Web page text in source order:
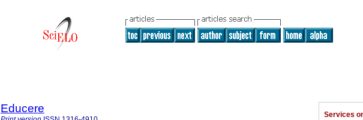
Services
Educere